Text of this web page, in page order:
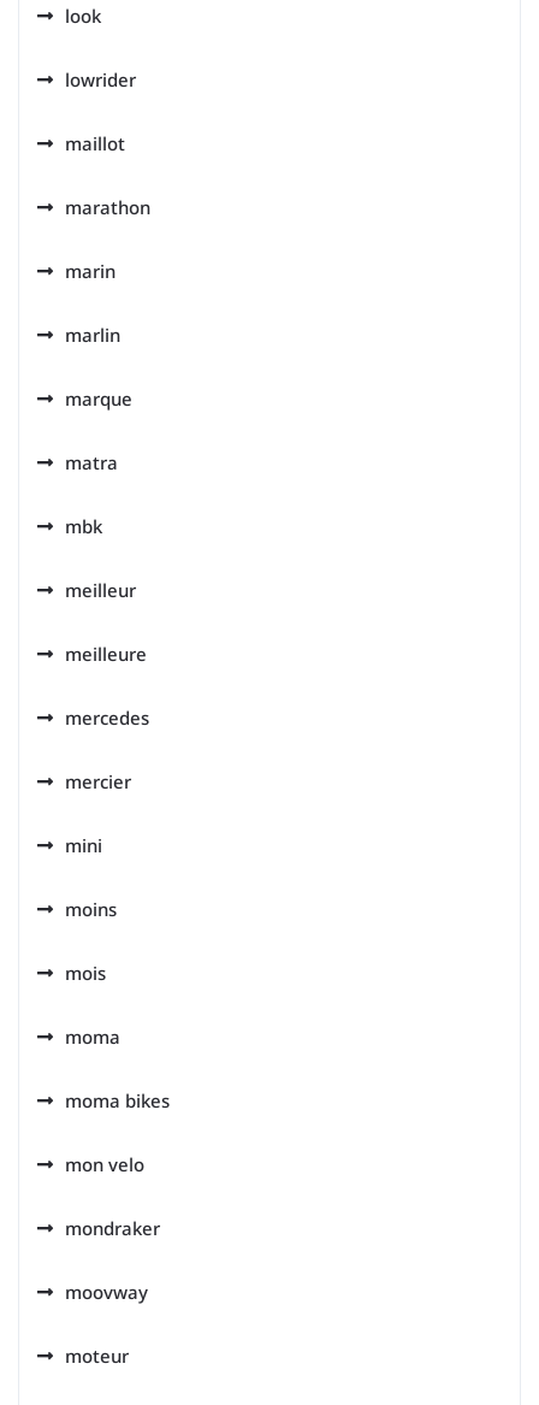
look
lowrider
maillot
marathon
marin
marlin
marque
matra
mbk
meilleur
meilleure
mercedes
mercier
mini
moins
mois
moma
moma bikes
mon velo
mondraker
moovway
moteur